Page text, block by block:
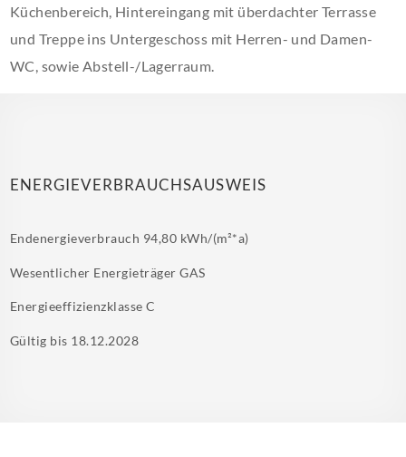
Küchenbereich, Hintereingang mit überdachter Terrasse
und Treppe ins Untergeschoss mit Herren- und Damen-
WC, sowie Abstell-/Lagerraum.
ENERGIEVERBRAUCHSAUSWEIS
Endenergieverbrauch 94,80 kWh/(m²*a)
Wesentlicher EnergieträgerGAS
EnergieeffizienzklasseC
Gültig bis 18.12.2028